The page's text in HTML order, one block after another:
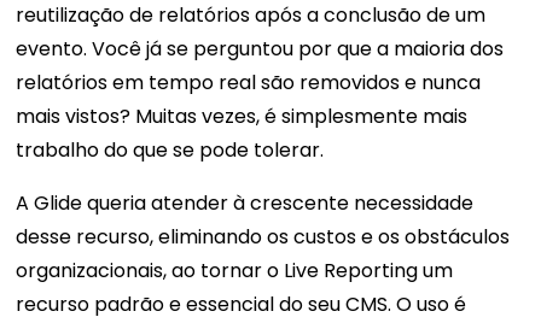
reutilização de relatórios após a conclusão de um
evento. Você já se perguntou por que a maioria dos
relatórios em tempo real são removidos e nunca
mais vistos? Muitas vezes, é simplesmente mais
trabalho do que se pode tolerar.
A Glide queria atender à crescente necessidade
desse recurso, eliminando os custos e os obstáculos
organizacionais, ao tornar o Live Reporting um
recurso padrão e essencial do seu CMS. O uso é